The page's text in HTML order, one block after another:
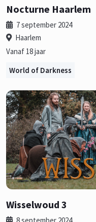
Nocturne Haarlem
7 september 2024
Haarlem
Vanaf 18 jaar
World of Darkness
Wisselwoud 3